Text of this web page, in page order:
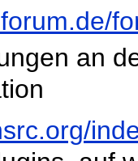
an